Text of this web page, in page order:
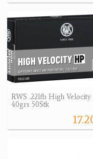
RWS .22lfb High Velocity
40grs 50Stk